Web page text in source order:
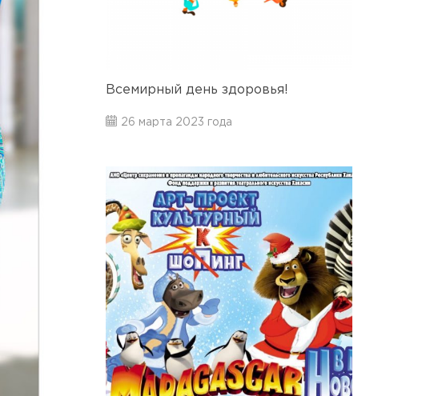
Всемирный день здоровья!
26 марта 2023 года